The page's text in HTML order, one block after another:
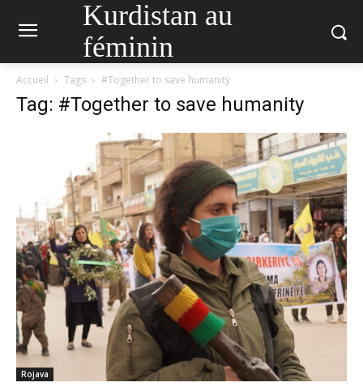
Kurdistan au
féminin
Accueil Tags #Together to save humanity
Tag: #Together to save humanity
Rojava